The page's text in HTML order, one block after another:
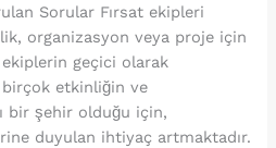
Sorular Fırsat ekipleri
organizasyon veya proje için
geçici olarak
birçok etkinliğin ve
bir şehir olduğu için,
duyulan ihtiyaç artmaktadır.